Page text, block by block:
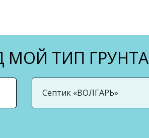
ТИП ГРУНТА